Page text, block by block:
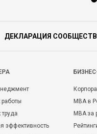
ДЕКЛАРАЦИЯ
работы
труда
эффективность
MBA в
MBA